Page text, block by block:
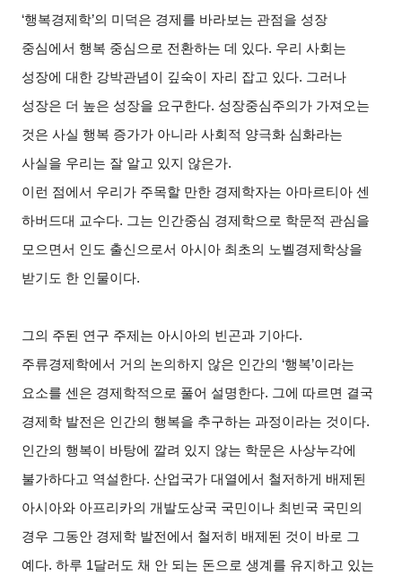
‘행복경제학’의 미덕은 경제를 바라보는 관점을 성장
중심에서 행복 중심으로 전환하는 데 있다. 우리 사회는
성장에 대한 강박관념이 깊숙이 자리 잡고 있다. 그러나
성장은 더 높은 성장을 요구한다. 성장중심주의가 가져오는
것은 사실 행복 증가가 아니라 사회적 양극화 심화라는
사실을 우리는 잘 알고 있지 않은가.
이런 점에서 우리가 주목할 만한 경제학자는 아마르티아 센
하버드대 교수다. 그는 인간중심 경제학으로 학문적 관심을
모으면서 인도 출신으로서 아시아 최초의 노벨경제학상을
받기도 한 인물이다.
그의 주된 연구 주제는 아시아의 빈곤과 기아다.
주류경제학에서 거의 논의하지 않은 인간의 ‘행복’이라는
요소를 센은 경제학적으로 풀어 설명한다. 그에 따르면 결국
경제학 발전은 인간의 행복을 추구하는 과정이라는 것이다.
인간의 행복이 바탕에 깔려 있지 않는 학문은 사상누각에
불가하다고 역설한다. 산업국가 대열에서 철저하게 배제된
아시아와 아프리카의 개발도상국 국민이나 최빈국 국민의
경우 그동안 경제학 발전에서 철저히 배제된 것이 바로 그
예다. 하루 1달러도 채 안 되는 돈으로 생계를 유지하고 있는